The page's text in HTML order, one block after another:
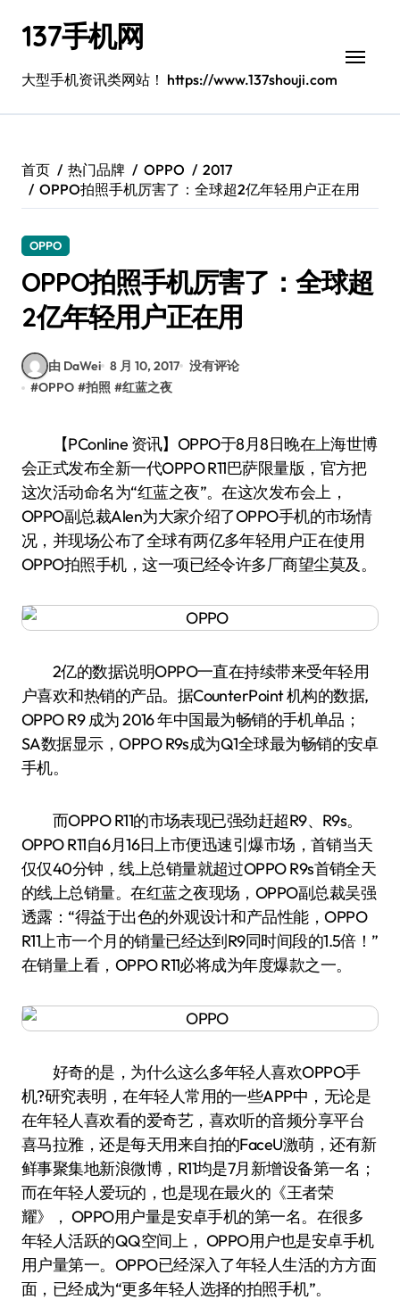
137手机网
大型手机资讯类网站！ https://www.137shouji.com
首页 热门品牌 OPPO
2017
OPPO拍照手机厉害了：全球超2亿年轻用户正在用
OPPO
OPPO拍照手机厉害了：全球超
2亿年轻用户正在用
由 DaWei 8 月 10, 2017 没有评论
#OPPO #拍照 #红蓝之夜
【PConline 资讯】OPPO于8月8日晚在上海世博
会正式发布全新一代OPPO R11巴萨限量版，官方把
这次活动命名为“红蓝之夜”。在这次发布会上，
OPPO副总裁Alen为大家介绍了OPPO手机的市场情
况，并现场公布了全球有两亿多年轻用户正在使用
OPPO拍照手机，这一项已经令许多厂商望尘莫及。
2亿的数据说明OPPO一直在持续带来受年轻用
户喜欢和热销的产品。据CounterPoint 机构的数据,
OPPO R9 成为 2016 年中国最为畅销的手机单品；
SA数据显示，OPPO R9s成为Q1全球最为畅销的安卓
手机。
而OPPO R11的市场表现已强劲赶超R9、R9s。
OPPO R11自6月16日上市便迅速引爆市场，首销当天
仅仅40分钟，线上总销量就超过OPPO R9s首销全天
的线上总销量。在红蓝之夜现场，OPPO副总裁吴强
透露：“得益于出色的外观设计和产品性能，OPPO
R11上市一个月的销量已经达到R9同时间段的1.5倍！”
在销量上看，OPPO R11必将成为年度爆款之一。
好奇的是，为什么这么多年轻人喜欢OPPO手
机?研究表明，在年轻人常用的一些APP中，无论是
在年轻人喜欢看的爱奇艺，喜欢听的音频分享平台
喜马拉雅，还是每天用来自拍的FaceU激萌，还有新
鲜事聚集地新浪微博，R11均是7月新增设备第一名；
而在年轻人爱玩的，也是现在最火的《王者荣
耀》， OPPO用户量是安卓手机的第一名。在很多
年轻人活跃的QQ空间上， OPPO用户也是安卓手机
用户量第一。OPPO已经深入了年轻人生活的方方面
面，已经成为“更多年轻人选择的拍照手机”。